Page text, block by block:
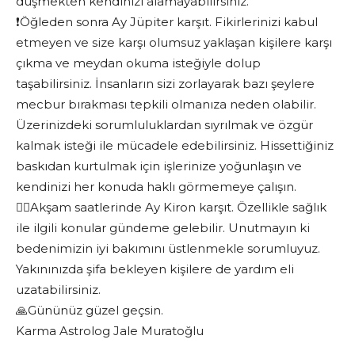
❗️Öğleden sonra Ay Jüpiter karşıt. Fikirlerinizi kabul
etmeyen ve size karşı olumsuz yaklaşan kişilere karşı
çıkma ve meydan okuma isteğiyle dolup
taşabilirsiniz. İnsanların sizi zorlayarak bazı şeylere
mecbur bırakması tepkili olmanıza neden olabilir.
Üzerinizdeki sorumluluklardan sıyrılmak ve özgür
kalmak isteği ile mücadele edebilirsiniz. Hissettiğiniz
baskıdan kurtulmak için işlerinize yoğunlaşın ve
kendinizi her konuda haklı görmemeye çalışın.
❤️‍🔥Akşam saatlerinde Ay Kiron karşıt. Özellikle sağlık
ile ilgili konular gündeme gelebilir. Unutmayın ki
bedenimizin iyi bakımını üstlenmekle sorumluyuz.
Yakınınızda şifa bekleyen kişilere de yardım eli
uzatabilirsiniz.
🙏Gününüz güzel geçsin.
Karma Astrolog Jale Muratoğlu